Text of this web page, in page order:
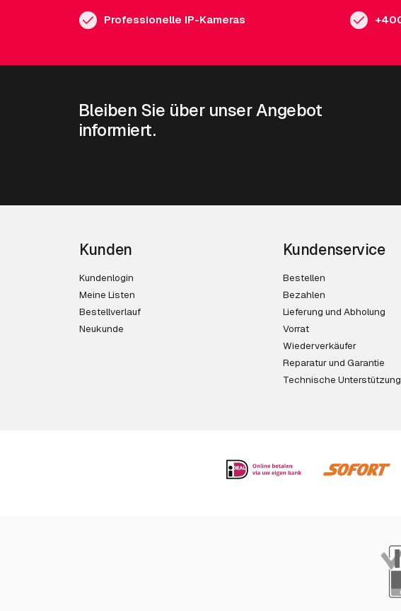
Professionelle IP-Kameras
Bleiben Sie über unser Angebot
informiert.
Kunden
Kundenlogin
Meine Listen
Bestellverlauf
Neukunde
Kundenservice
Bestellen
Bezahlen
Lieferung und Abholung
Vorrat
Wiederverkäufer
Reparatur und Garantie
Technische Unterstützung